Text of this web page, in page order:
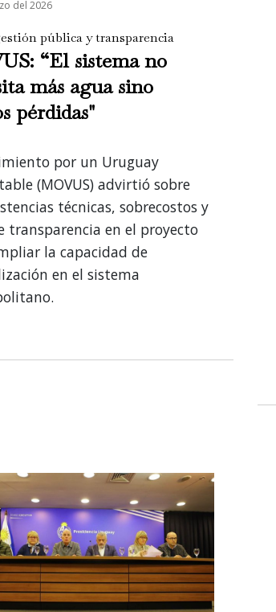
del 2026
pública y transparencia
“El sistema no
más agua sino
pérdidas"
por un Uruguay
(MOVUS) advirtió sobre
técnicas, sobrecostos y
transparencia en el proyecto
la capacidad de
en el sistema